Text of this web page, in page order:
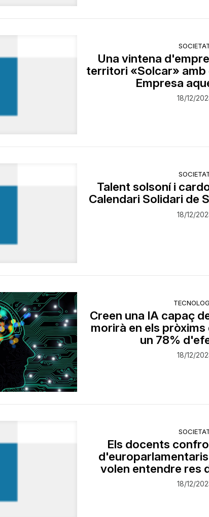
Una vintena
territori «Solcar» amb
Empresa
18/12/
Talent solsoní i
Calendari Solidari de
18/12/
Creen una IA capaç
morirà en els
un 78%
18/12/
Els docents
volen entendre res
18/12/